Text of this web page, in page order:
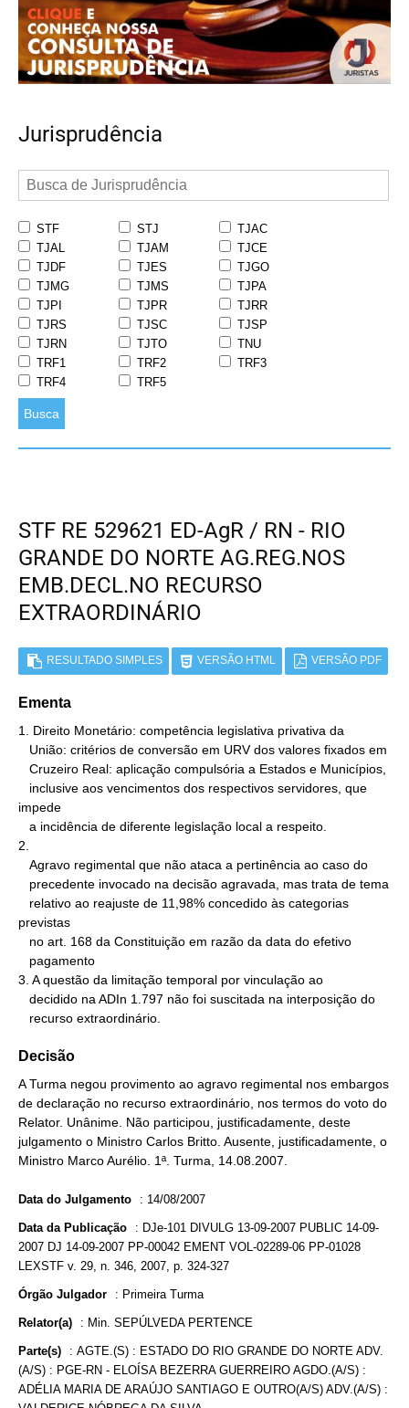
Jurisprudência
STF STJ
TJAC
TJAL
TJAM
TJCE
TJDF
TJES
TJGO
TJMG
TJMS
TJPA
TJPI
TJPR
TJRR
TJRS
TJSC
TJSP
TJRN
TJTO
TNU
TRF1
TRF2
TRF3
TRF4
TRF5
Busca
STF RE 529621 ED-AgR / RN - RIO
GRANDE DO NORTE AG.REG.NOS
EMB.DECL.NO RECURSO
EXTRAORDINÁRIO
RESULTADO SIMPLES VERSÃO HTML VERSÃO PDF
Ementa
1. Direito Monetário: competência legislativa privativa da
impede
2.
previstas
3. A questão da limitação temporal por vinculação ao
   recurso extraordinário.
Decisão
A Turma negou provimento ao agravo regimental nos embargos
de declaração no recurso extraordinário, nos termos do voto do
Relator. Unânime. Não participou, justificadamente, deste
julgamento o Ministro Carlos Britto. Ausente, justificadamente, o
Ministro Marco Aurélio. 1ª. Turma, 14.08.2007.
Data do Julgamento : 14/08/2007
Data da Publicação : DJe-101 DIVULG 13-09-2007 PUBLIC 14-09-
2007 DJ 14-09-2007 PP-00042 EMENT VOL-02289-06 PP-01028
LEXSTF v. 29, n. 346, 2007, p. 324-327
Órgão Julgador : Primeira Turma
Relator(a) : Min. SEPÚLVEDA PERTENCE
Parte(s) : AGTE.(S) : ESTADO DO RIO GRANDE DO NORTE ADV.
(A/S) : PGE-RN - ELOÍSA BEZERRA GUERREIRO AGDO.(A/S) :
ADÉLIA MARIA DE ARAÚJO SANTIAGO E OUTRO(A/S) ADV.(A/S) :